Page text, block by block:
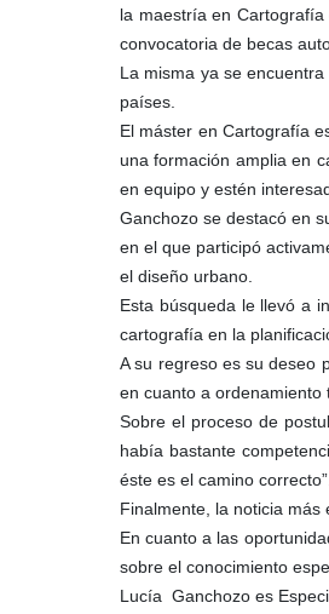
la maestría en
convocatoria de becas
La misma ya se
países.
El máster en Cartografía
una formación amplia en
en equipo y estén
Ganchozo se destacó en
en el que participó
el diseño urbano.
Esta búsqueda le llevó a
cartografía en la
A su regreso es su deseo
en cuanto a ordenamiento
Sobre el proceso de
había bastante
éste es el camino correcto”.
Finalmente, la noticia
En cuanto a las
sobre el conocimiento
Lucía Ganchozo es